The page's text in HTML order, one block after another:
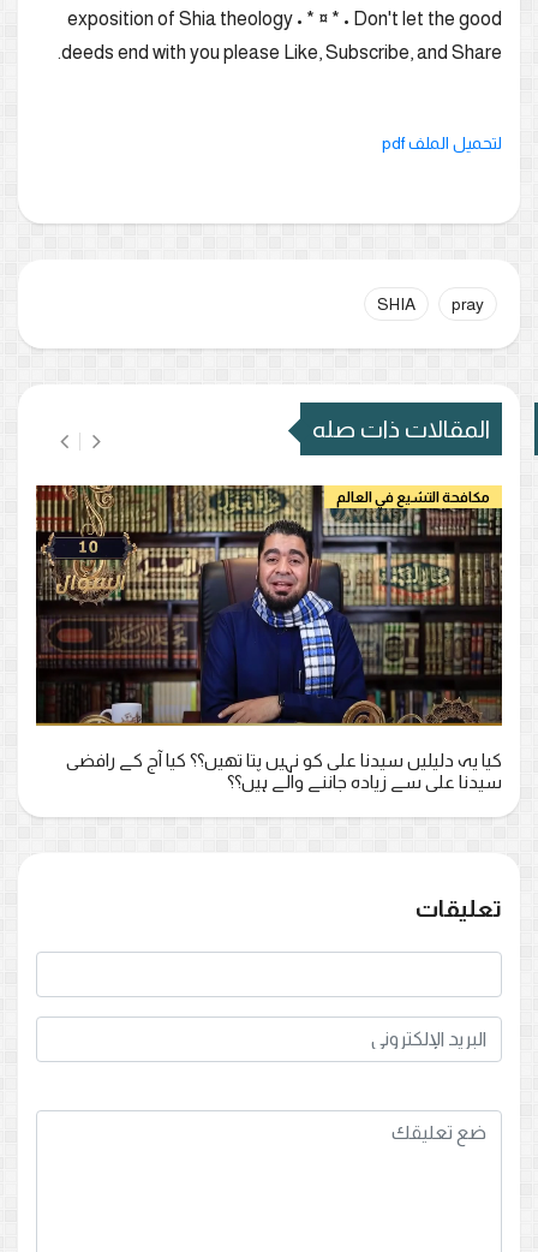
exposition of Shia theology • * ¤ * • Don't let the good
deeds end with you please Like, Subscribe, and Share.
لتحميل الملف pdf
pray
SHIA
المقالات ذات صله
مكافحة التشيع في العالم
کیا یہ دلیلیں سیدنا علی کو نہیں پتا تھیں؟؟ کیا آج کے رافضی
سیدنا علی سے زیادہ جاننے والے ہیں؟؟
تعليقات